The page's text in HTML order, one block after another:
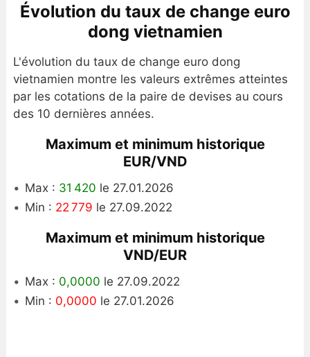
Évolution du taux de change euro
dong vietnamien
L'évolution du taux de change euro dong
vietnamien montre les valeurs extrêmes atteintes
par les cotations de la paire de devises au cours
des 10 dernières années.
Maximum et minimum historique
EUR/VND
Max : 31 420 le 27.01.2026
Min : 22 779 le 27.09.2022
Maximum et minimum historique
VND/EUR
Max : 0,0000 le 27.09.2022
Min : 0,0000 le 27.01.2026